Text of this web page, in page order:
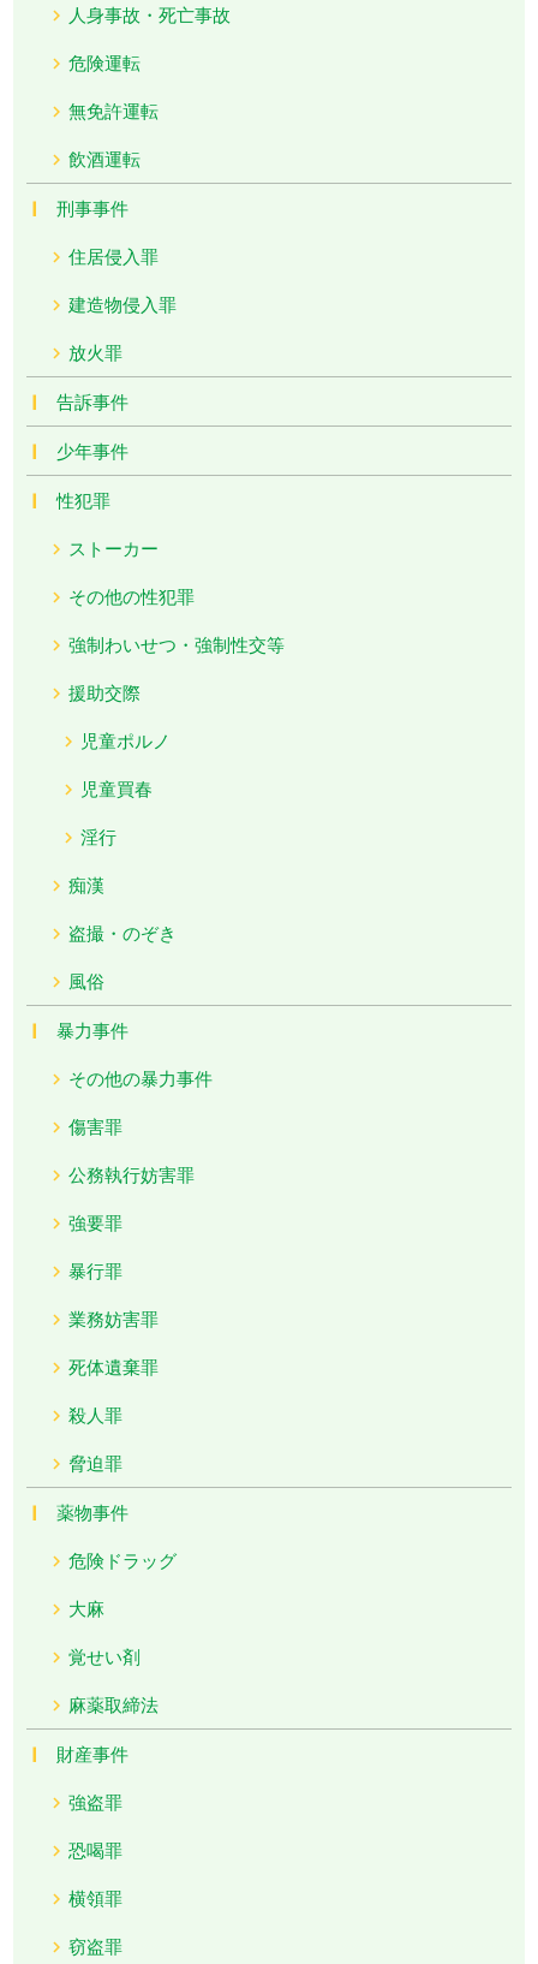
人身事故・死亡事故
危険運転
無免許運転
飲酒運転
刑事事件
住居侵入罪
建造物侵入罪
放火罪
告訴事件
少年事件
性犯罪
ストーカー
その他の性犯罪
強制わいせつ・強制性交等
援助交際
児童ポルノ
児童買春
淫行
痴漢
盗撮・のぞき
風俗
暴力事件
その他の暴力事件
傷害罪
公務執行妨害罪
強要罪
暴行罪
業務妨害罪
死体遺棄罪
殺人罪
脅迫罪
薬物事件
危険ドラッグ
大麻
覚せい剤
麻薬取締法
財産事件
強盗罪
恐喝罪
横領罪
窃盗罪